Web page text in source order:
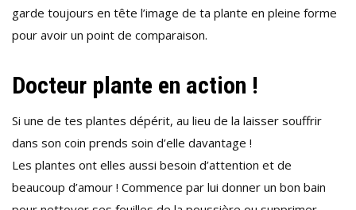
garde toujours en tête l’image de ta plante en pleine forme
pour avoir un point de comparaison.
Docteur plante en action !
Si une de tes plantes dépérit, au lieu de la laisser souffrir
dans son coin prends soin d’elle davantage !
Les plantes ont elles aussi besoin d’attention et de
beaucoup d’amour ! Commence par lui donner un bon bain